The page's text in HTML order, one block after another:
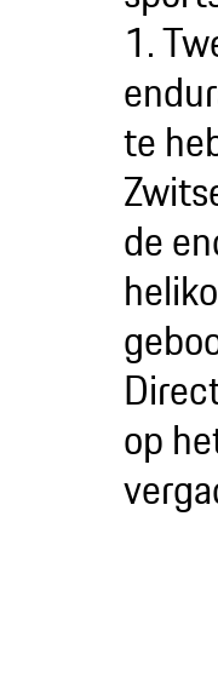
1.
te
de
op